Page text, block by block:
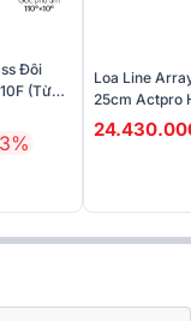
Đôi
(Từ
Loa Line
25cm Actpro
Neo, 700W/